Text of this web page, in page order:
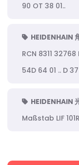
90 OT 38 01..
HEIDENHAIN
RCN 8311
54D 64 01 .. D
HEIDENHAIN
Maßstab LIF